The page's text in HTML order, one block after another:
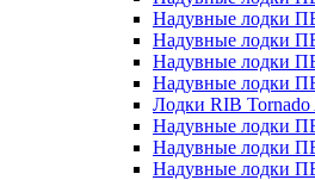
Надувные лодки
Надувные лодки
Надувные лодки
Надувные лодки
Лодки RIB Tornado
Надувные лодки
Надувные лодки
Надувные лодки